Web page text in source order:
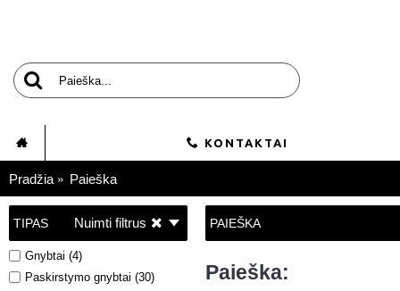
KONTAKTAI
Pradžia Paieška
Nuimti filtrus
TIPAS
Gnybtai (4)
Paskirstymo gnybtai (30)
PAIEŠKA
Paieška: